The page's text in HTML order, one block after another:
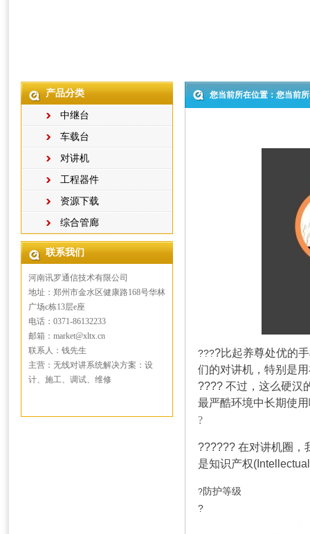
产品分类
中继台
车载台
对讲机
工程器件
资源下载
综合管廊
联系我们
河南讯罗通信技术有限公司
地址：郑州市金水区健康路168号华林
广场c栋13层e座
电话：0371-86132233
邮箱：market@xltx.cn
联系人：钱先生
主营：无线对讲系统解决方案：设
计、施工、调试、维修
您当前所在位置：您当前
????比起养尊处优的
们的对讲机，特别是
???? 不过，这么硬汉
最严酷环境中长期使
?
?????? 在对讲机圈，
是知识产权
?防护等级
?